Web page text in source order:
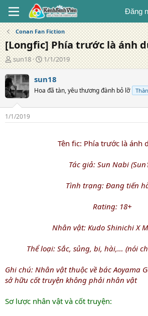
Đăng
Conan Fan Fiction
[Longfic] Phía trước là ánh
T
á
c
g
i
ả
sun18
N
g
à
đ
g
1/1/2019
sun18
Hoa đã tàn, yêu thương đành bỏ lỡ
1/1/2019
Tên fic: Phía trước là ánh
Tác giả: Sun Nabi
Tình trạng: Đang tiến
Rating: 18+
Nhân vật: Kudo Shinichi X
Thể loại: Sắc, sủng, bi, hài,… (nói
Ghi chú: Nhân vật thuộc về bác Aoyama
sở hữu cốt truyện không phải nhân vật
Sơ lược nhân vật và cốt truyện: